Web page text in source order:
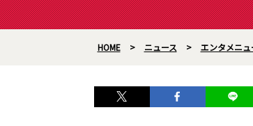
HOME > ニュース > エンタメニュ